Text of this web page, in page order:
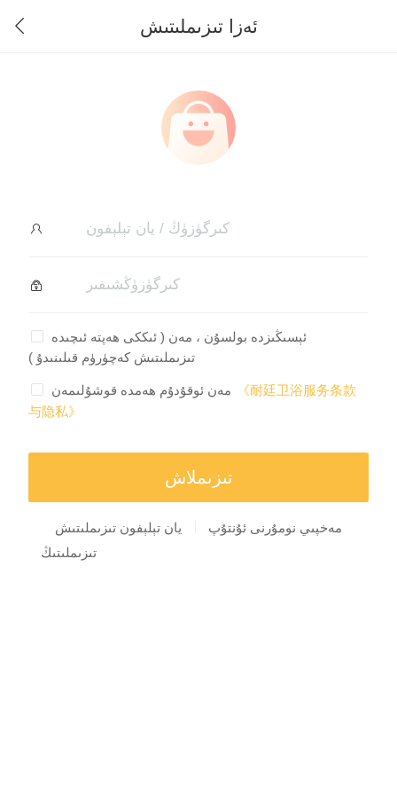
ئەزا تىزىملىتىش
ئېسىڭىزدە بولسۇن ، مەن ( ئىككى ھەپتە ئىچىدە
تىزىملىتىش كەچۈرۈم قىلىنىدۇ )
مەن ئوقۇدۇم ھەمدە قوشۇلىمەن
《耐廷卫浴服务条款
与隐私》
يان تېلېفون تىزىملىتىش
مەخپىي نومۇرنى ئۇنتۇپ
تىزىملىتىڭ